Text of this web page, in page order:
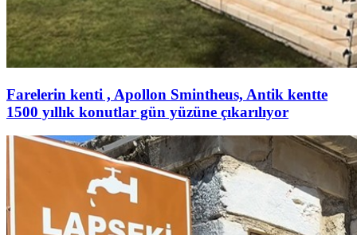
Farelerin kenti , Apollon Smintheus, Antik kentte
1500 yıllık konutlar gün yüzüne çıkarılıyor